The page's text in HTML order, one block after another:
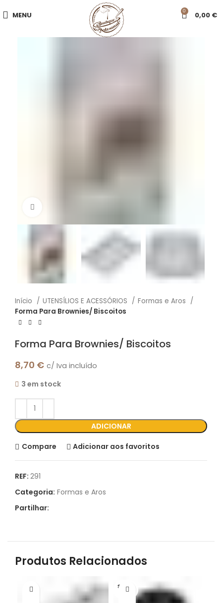
MENU 0 0,00 €
Início UTENSÍLIOS E ACESSÓRIOS
Formas e Aros
Forma Para Brownies/ Biscoitos
Forma Para Brownies/ Biscoitos
8,70 € c/ Iva incluído
3 em stock
ADICIONAR
Compare Adicionar aos favoritos
REF: 291
Categoria: Formas e Aros
Partilhar:
Produtos Relacionados
S/STO
CK